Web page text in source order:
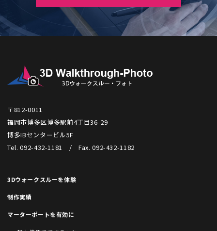
〒812-0011
福岡市博多区博多駅前4丁目36-29
博多IBセンタービル5F
Tel. 092-432-1181 / Fax. 092-432-1182
3Dウォークスルーを体験
制作実績
マーターポートを有効に